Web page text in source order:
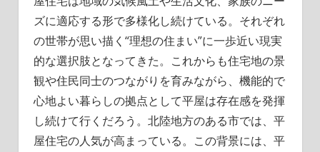
ズに適応する形で多様化し続けている。それぞれ
の世帯が思い描く“理想の住まい”に一歩近い現実
的な選択肢となってきた。これからも住宅地の景
観や住民同士のつながりを育みながら、機能的で
心地よい暮らしの拠点として平屋は存在感を発揮
し続けて行くだろう。北陸地方のある市では、平
屋住宅の人気が高まっている。この背景には、平